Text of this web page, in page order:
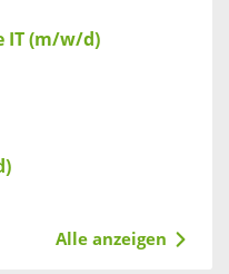
IT (m/w/d)
Alle anzeigen